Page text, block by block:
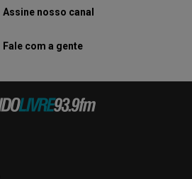
Assine nosso canal
Fale com a gente